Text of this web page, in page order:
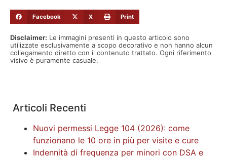
Facebook X Print
Disclaimer: Le immagini presenti in questo articolo sono
utilizzate esclusivamente a scopo decorativo e non hanno alcun
collegamento diretto con il contenuto trattato. Ogni riferimento
visivo è puramente casuale.
Articoli Recenti
Nuovi permessi Legge 104 (2026): come
funzionano le 10 ore in più per visite e cure
Indennità di frequenza per minori con DSA e